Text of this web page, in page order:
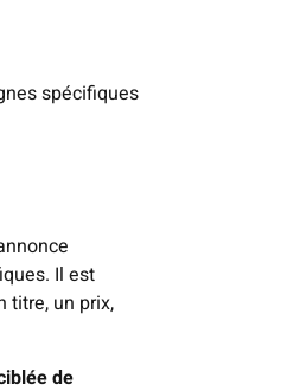
spécifiques
Il est
titre, un prix,
de